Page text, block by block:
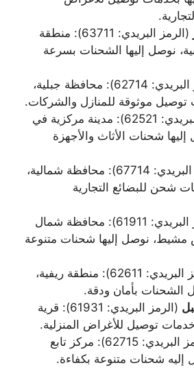
(الرمز البريدي: 63711): منطقة
نوصل إليها الشحنات بسرعة
(الرمز البريدي: 62714): محافظة جبلية،
موثوقة للمنازل والشركات.
(الرمز البريدي: 62521): مدينة مركزية في
شحنات الأثاث والأجهزة
(الرمز البريدي: 67714): محافظة شمالية،
شحن للبضائع التجارية
(الرمز البريدي: 61911): محافظة شمال
نوصل إليها شحنات متنوعة
(الرمز البريدي: 62611): منطقة ريفية،
الشحنات بأمان ودقة.
(الرمز البريدي: 61931): قرية
توصيل للأغراض المنزلية.
(الرمز البريدي: 62715): مركز تابع
إليه شحنات متنوعة بكفاءة.